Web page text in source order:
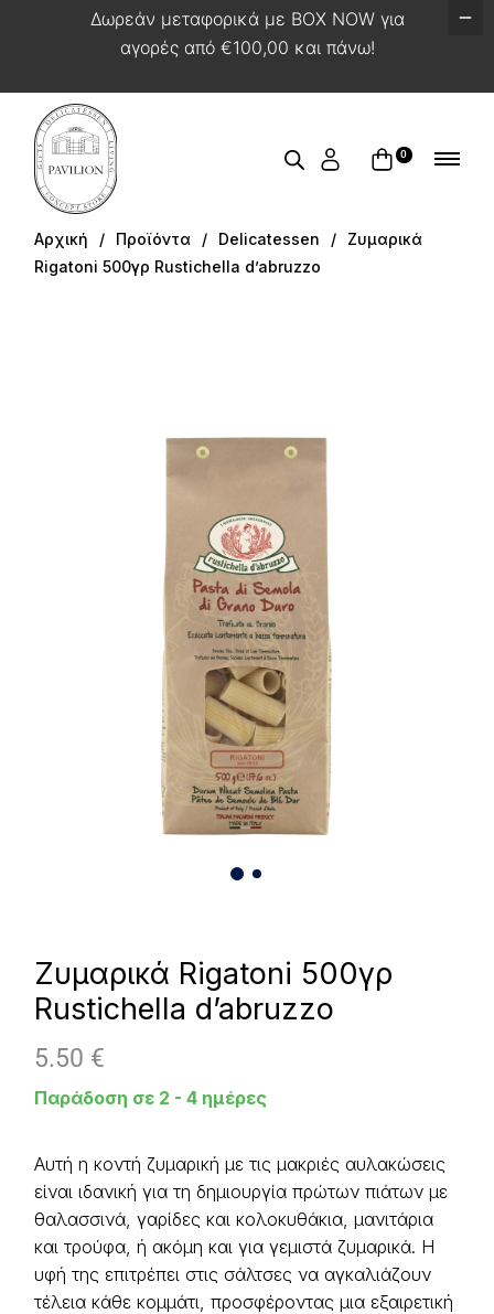
0
Αρχική Προϊόντα Delicatessen
Ζυμαρικά
Rigatoni 500γρ Rustichella d’abruzzo
Ζυμαρικά Rigatoni 500γρ
Rustichella d’abruzzo
5.50 €
Παράδοση σε 2 - 4 ημέρες
Αυτή η κοντή ζυμαρική με τις μακριές αυλακώσεις
είναι ιδανική για τη δημιουργία πρώτων πιάτων με
θαλασσινά, γαρίδες και κολοκυθάκια, μανιτάρια
και τρούφα, ή ακόμη και για γεμιστά ζυμαρικά. Η
υφή της επιτρέπει στις σάλτσες να αγκαλιάζουν
τέλεια κάθε κομμάτι, προσφέροντας μια εξαιρετική
Δωρεάν μεταφορικά με BOX NOW για
αγορές από €100,00 και πάνω!